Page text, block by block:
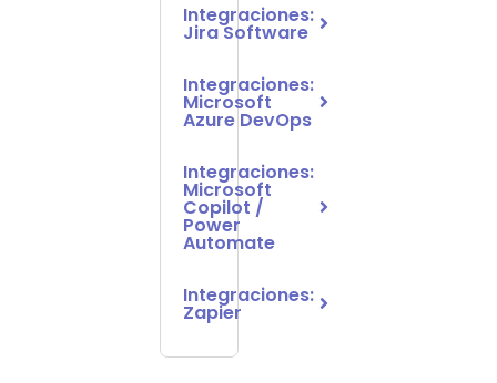
Integraciones:
Jira Software
Integraciones:
Microsoft
Azure DevOps
Integraciones:
Microsoft
Copilot /
Power
Automate
Integraciones:
Zapier